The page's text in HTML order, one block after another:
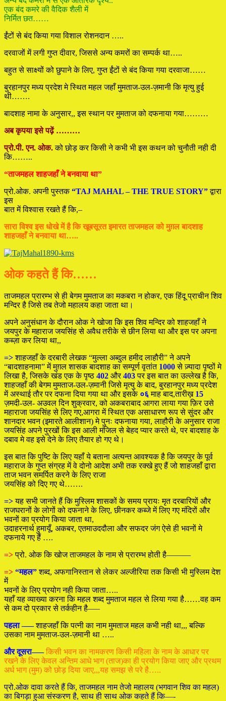
एक बंद कमरे की वैदिक शैली में
निर्मित छत……
ईंटों से बंद किया गया विशाल रोशनदान …..
दरवाजों में लगी गुप्त दीवार, जिससे अन्य कमरों का सम्पर्क था…..
बहुत से साक्ष्यों को छुपाने के लिए, गुप्त ईंटों से बंद किया गया दरवाजा……
बुरहानपुर मध्य प्रदेश मे स्थित महल जहाँ मुमताज-उल-ज़मानी कि मृत्यु हुई
थी…….
बादशाह नामा के अनुसार,, इस स्थान पर मुमताज को दफनाया गया………
अब कृपया इसे पढ़ें ………
प्रो.पी. एन. ओक. को छोड़ कर किसी ने कभी भी इस कथन को चुनौती नही दी
कि……..
“ताजमहल शाहजहाँ ने बनवाया था”
प्रो.ओक. अपनी पुस्तक“TAJ MAHAL – THE TRUE STORY” द्वारा
इस
बात में विश्वास रखते हैं कि,–
सारा विश्व इस धोखे में है कि खूबसूरत इमारत ताजमहल को मुग़ल बादशाह
शाहजहाँ ने बनवाया था…..
ओक कहते हैं कि……
ताजमहल प्रारम्भ से ही बेगम मुमताज का मकबरा न होकर, एक हिंदू प्राचीन शिव
मन्दिर है जिसे तब तेजो महालय कहा जाता था।
अपने अनुसंधान के दौरान ओक ने खोजा कि इस शिव मन्दिर को शाहजहाँ ने
जयपुर के महाराज जयसिंह से अवैध तरीके से छीन लिया था और इस पर अपना
कब्ज़ा कर लिया था,,
=> शाहजहाँ के दरबारी लेखक “मुल्ला अब्दुल हमीद लाहौरी” ने अपने
“बादशाहनामा” में मुग़ल शासक बादशाह का सम्पूर्ण वृतांत 1000 से ज़्यादा पृष्ठों मे
लिखा है, जिसके खंड एक के पृष्ठ 402 और403 पर इस बात का उल्लेख है कि,
शाहजहाँ की बेगम मुमताज-उल-ज़मानी जिसे मृत्यु के बाद, बुरहानपुर मध्य प्रदेश
में अस्थाई तौर पर दफना दिया गया था और इसके०६ माह बाद,तारीख़ 15
ज़मदी-उल- अउवल दिन शुक्रवार, को अकबराबाद आगरा लाया गया फ़िर उसे
महाराजा जयसिंह से लिए गए,आगरा में स्थित एक असाधारण रूप से सुंदर और
शानदार भवन (इमारते आलीशान) मे पुनः दफनाया गया, लाहौरी के अनुसार राजा
जयसिंह अपने पुरखों कि इस आली मंजिल से बेहद प्यार करते थे, पर बादशाह के
दबाव मे वह इसे देने के लिए तैयार हो गए थे।
इस बात कि पुष्टि के लिए यहाँ ये बताना अत्यन्त आवश्यक है कि जयपुर के पूर्व
महाराज के गुप्त संग्रह में वे दोनो आदेश अभी तक रक्खे हुए हैं जो शाहजहाँ द्वारा
ताज भवन समर्पित करने के लिए राजा
जयसिंह को दिए गए थे…….
=> यह सभी जानते हैं कि मुस्लिम शासकों के समय प्रायः मृत दरबारियों और
राजघरानों के लोगों को दफनाने के लिए, छीनकर कब्जे में लिए गए मंदिरों और
भवनों का प्रयोग किया जाता था,
उदाहरनार्थ हुमायूँ, अकबर, एतमाउददौला और सफदर जंग ऐसे ही भवनों मे
दफनाये गए हैं ….
=> प्रो. ओक कि खोज ताजमहल के नाम से प्रारम्भ होती है———
=> “महल” शब्द, अफगानिस्तान से लेकर अल्जीरिया तक किसी भी मुस्लिम देश
में
भवनों के लिए प्रयोग नही किया जाता…..
यहाँ यह व्याख्या करना कि महल शब्द मुमताज महल से लिया गया है……वह कम
से कम दो प्रकार से तर्कहीन है—–
पहला —– शाहजहाँ कि पत्नी का नाम मुमताज महल कभी नही था,,, बल्कि
उसका नाम मुमताज-उल-ज़मानी था …..
और दूसरा—–किसी भवन का नामकरण किसी महिला के नाम के आधार पर
रखने के लिए केवल अन्तिम आधे भाग (ताज)का ही प्रयोग किया जाए और प्रथम
अर्ध भाग (मुम) को छोड़ दिया जाए,,,यह समझ से परे है…..
प्रो.ओक दावा करते हैं कि, ताजमहल नाम तेजो महालय (भगवान शिव का महल)
का बिगड़ा हुआ संस्करण है, साथ ही साथ ओक कहते हैं कि—-